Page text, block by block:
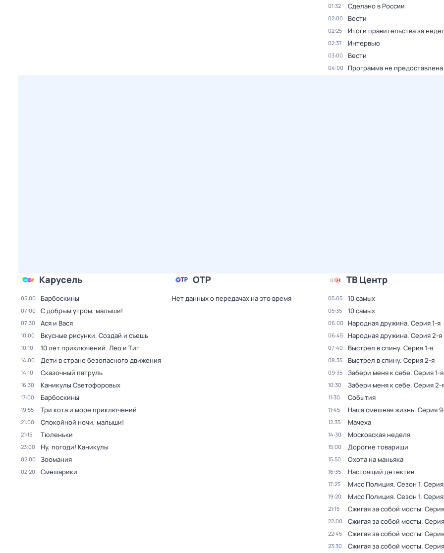
01:32 Сделано в России
02:00 Вести
02:25 Итоги правительства за
02:37 Интервью
03:00 Вести
04:00 Программа не
Карусель
05:00 Барбоскины
07:00 С добрым утром, малыши!
07:30 Ася и Вася
10:00 Вкусные рисунки. Создай и съешь
10:10 10 лет приключений. Лео и Тиг
14:00 Дети в стране безопасного движения
14:10 Сказочный патруль
16:30 Каникулы Светофоровых
17:00 Барбоскины
19:55 Три кота и море приключений
21:00 Спокойной ночи, малыши!
21:15 Тюленьки
23:00 Ну, погоди! Каникулы
02:00 Зоомания
02:20 Смешарики
ОТР
Нет данных о передачах на это время
ТВ Центр
05:05 10 самых
05:35 10 самых
06:00 Народная дружина. Серия 1-я
06:45 Народная дружина. Серия 2-я
07:40 Выстрел в спину. Серия 1-я
08:35 Выстрел в спину. Серия 2-я
09:35 Забери меня к себе. Серия 1-я
10:30 Забери меня к себе. Серия 2-
11:30 События
11:45 Наша смешная жизнь. Серия
12:35 Мачеха
14:30 Московская неделя
15:00 Дорогие товарищи
15:50 Охота на маньяка
16:35 Настоящий детектив
17:25 Мисс Полиция. Сезон 1. Серия
19:20 Мисс Полиция. Сезон 1.
21:15 Сжигая за собой мосты.
22:00 Сжигая за собой мосты.
22:45 Сжигая за собой мосты.
23:30 Сжигая за собой мосты.